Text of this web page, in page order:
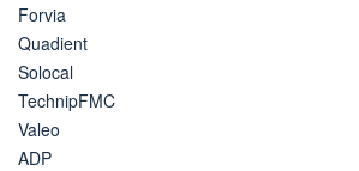
Forvia
Quadient
Solocal
TechnipFMC
Valeo
ADP